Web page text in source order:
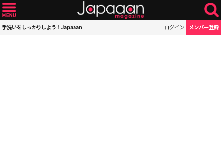
手洗いをしっかりしよう！Japaaan ログイン メンバー登録